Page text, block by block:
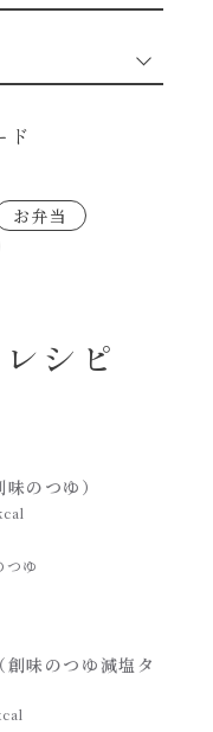
○○の炒め物
ム
ド
お弁当
シピ
のつゆ）
つゆ
創味のつゆ減塩タ